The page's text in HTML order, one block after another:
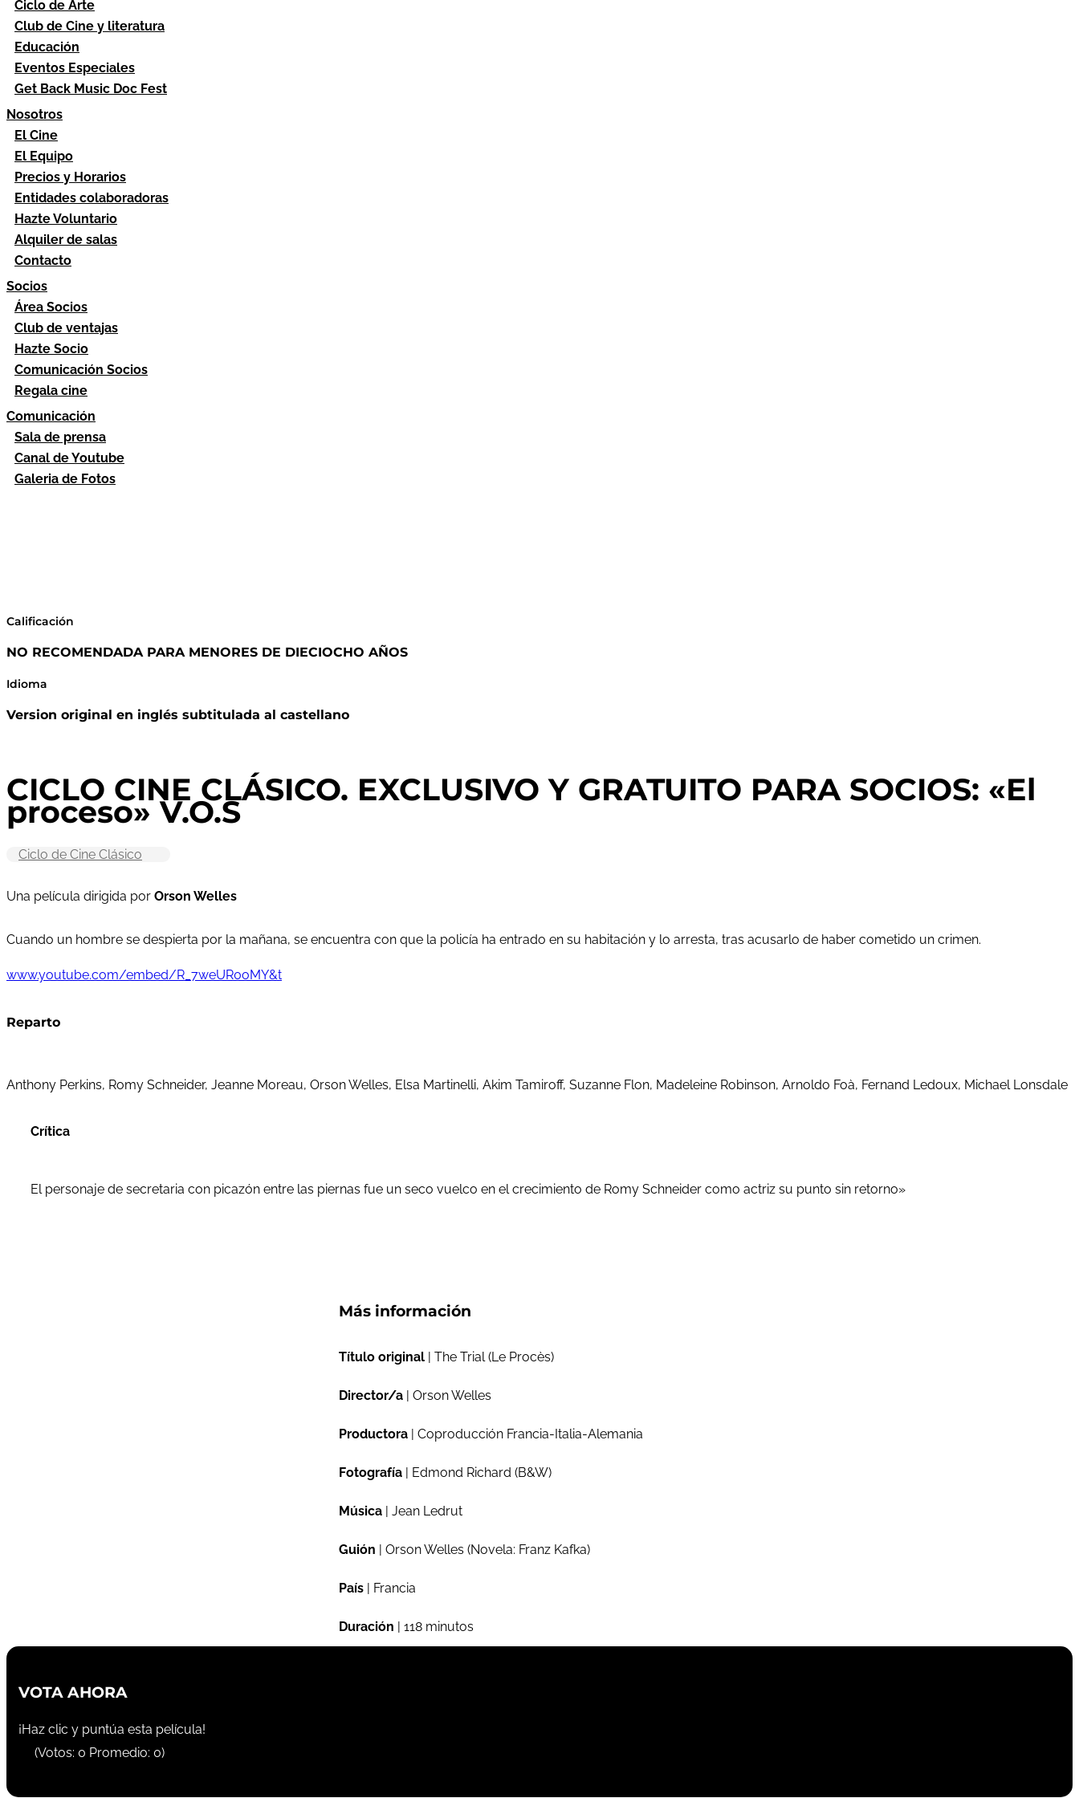
Ciclo de Arte
Club de Cine y literatura
Educación
Eventos Especiales
Get Back Music Doc Fest
Nosotros
El Cine
El Equipo
Precios y Horarios
Entidades colaboradoras
Hazte Voluntario
Alquiler de salas
Contacto
Socios
Área Socios
Club de ventajas
Hazte Socio
Comunicación Socios
Regala cine
Comunicación
Sala de prensa
Canal de Youtube
Galeria de Fotos
Calificación
NO RECOMENDADA PARA MENORES DE DIECIOCHO AÑOS
Idioma
Version original en inglés subtitulada al castellano
CICLO CINE CLÁSICO. EXCLUSIVO Y GRATUITO PARA SOCIOS: «El
proceso» V.O.S
Ciclo de Cine Clásico
Una película dirigida por Orson Welles
Cuando un hombre se despierta por la mañana, se encuentra con que la policía ha entrado en su habitación y lo arresta, tras acusarlo de haber cometido un crimen.
www.youtube.com/embed/R_7weUR0oMY&t
Reparto
Anthony Perkins, Romy Schneider, Jeanne Moreau, Orson Welles, Elsa Martinelli, Akim Tamiroff, Suzanne Flon, Madeleine Robinson, Arnoldo Foà, Fernand Ledoux, Michael Lonsdale
Crítica
El personaje de secretaria con picazón entre las piernas fue un seco vuelco en el crecimiento de Romy Schneider como actriz su punto sin retorno»
Más información
Título original | The Trial (Le Procès)
Director/a | Orson Welles
Productora | Coproducción Francia-Italia-Alemania
Fotografía | Edmond Richard (B&W)
Música | Jean Ledrut
Guión | Orson Welles (Novela: Franz Kafka)
País | Francia
Duración | 118 minutos
VOTA AHORA
¡Haz clic y puntúa esta película!
(Votos: 0 Promedio: 0)